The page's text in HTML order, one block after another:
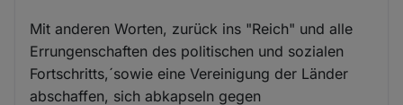
Mit anderen Worten, zurück ins "Reich" und alle
Errungenschaften des politischen und sozialen
Fortschritts,´sowie eine Vereinigung der Länder
abschaffen, sich abkapseln gegen